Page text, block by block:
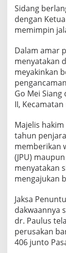
Sidang
dengan
memimpin
Dalam amar
menyatakan
meyakinkan
Go Mei Siang
II,
Majelis
tahun
memberikan
(JPU)
menyatakan
mengajukan
Jaksa
dakwaannya
dr. Paulus
perusakan
406 junto